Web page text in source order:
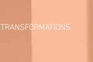
TRANSFORMATIONS